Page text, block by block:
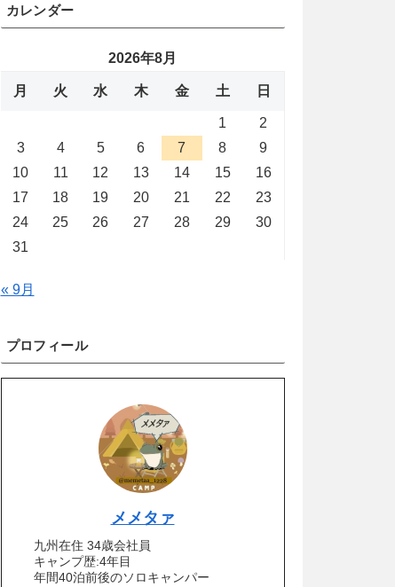
カレンダー
2026年8月
月 火 水 木 金 土 日
1
2
3
4 5 6 7 8
9
10
11 12 13 14 15
16
17
18 19 20 21 22
23
24
25 26 27 28 29
30
31
« 9月
プロフィール
メメタァ
九州在住 34歳会社員
キャンプ歴:4年目
年間40泊前後のソロキャンパー